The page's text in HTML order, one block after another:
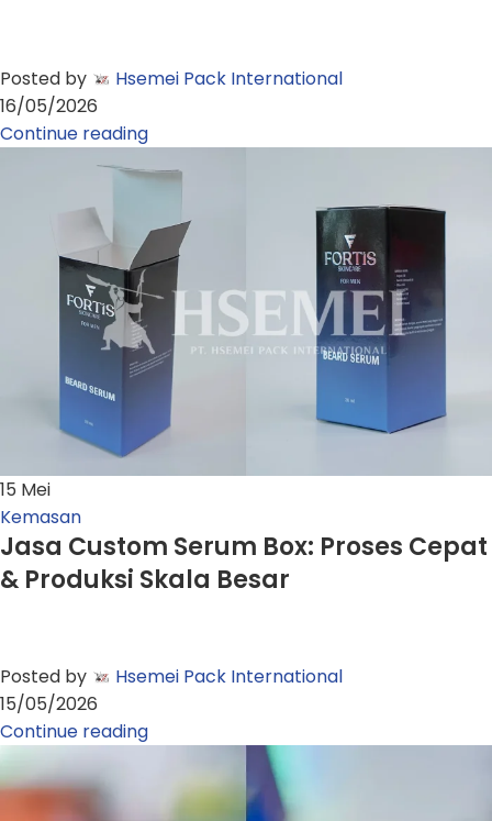
Posted by
Hsemei Pack International
16/05/2026
Continue reading
15 Mei
Kemasan
Jasa Custom Serum Box: Proses Cepat
& Produksi Skala Besar
Posted by
Hsemei Pack International
15/05/2026
Continue reading